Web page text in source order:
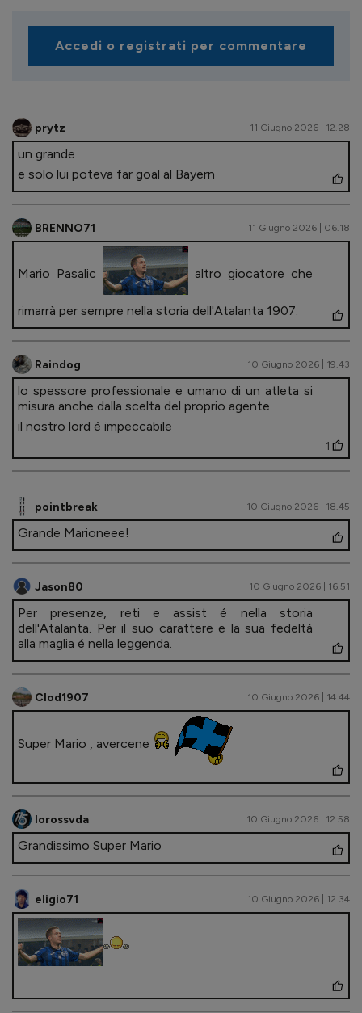
Accedi o registrati per commentare
prytz 11 Giugno 2026 | 12.28
un grande
e solo lui poteva far goal al Bayern
BRENNO71 11 Giugno 2026 | 06.18
Mario Pasalic altro giocatore che
rimarrà per sempre nella storia dell'Atalanta 1907.
Raindog 10 Giugno 2026 | 19.43
lo spessore professionale e umano di un atleta si
misura anche dalla scelta del proprio agente
il nostro lord è impeccabile
1
pointbreak 10 Giugno 2026 | 18.45
Grande Marioneee!
Jason80 10 Giugno 2026 | 16.51
Per presenze, reti e assist é nella storia
dell'Atalanta. Per il suo carattere e la sua fedeltà
alla maglia é nella leggenda.
Clod1907 10 Giugno 2026 | 14.44
Super Mario , avercene
lorossvda 10 Giugno 2026 | 12.58
Grandissimo Super Mario
eligio71 10 Giugno 2026 | 12.34